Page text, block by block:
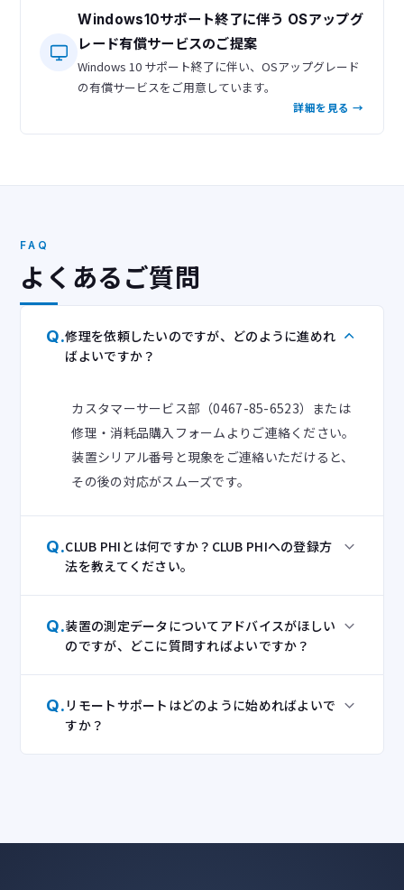
Windows10サポート終了に伴う OSアップグ
レード有償サービスのご提案
Windows 10 サポート終了に伴い、OSアップグレード
の有償サービスをご用意しています。
詳細を見る →
FAQ
よくあるご質問
Q.修理を依頼したいのですが、どのように進めれ
ばよいですか？
カスタマーサービス部（0467-85-6523）または
修理・消耗品購入フォームよりご連絡ください。
装置シリアル番号と現象をご連絡いただけると、
その後の対応がスムーズです。
Q.CLUB PHIとは何ですか？CLUB PHIへの登録方
法を教えてください。
Q.装置の測定データについてアドバイスがほしい
のですが、どこに質問すればよいですか？
Q. リモートサポートはどのように始めればよいで
すか？